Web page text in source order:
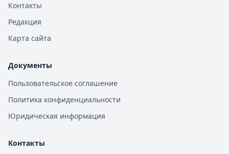
Контакты
Редакция
Карта сайта
Документы
Пользовательское соглашение
Политика конфиденциальности
Юридическая информация
Контакты